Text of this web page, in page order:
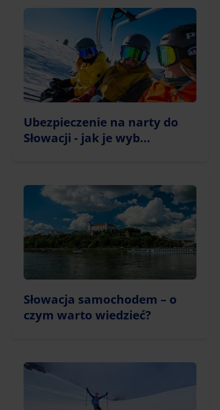
Ubezpieczenie na narty do
Słowacji - jak je wyb...
Słowacja samochodem – o
czym warto wiedzieć?